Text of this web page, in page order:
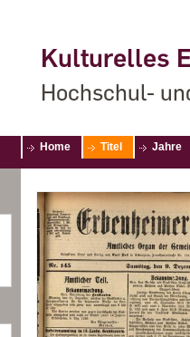
Kulturelles
Hochschul-
Home Titel Jahre